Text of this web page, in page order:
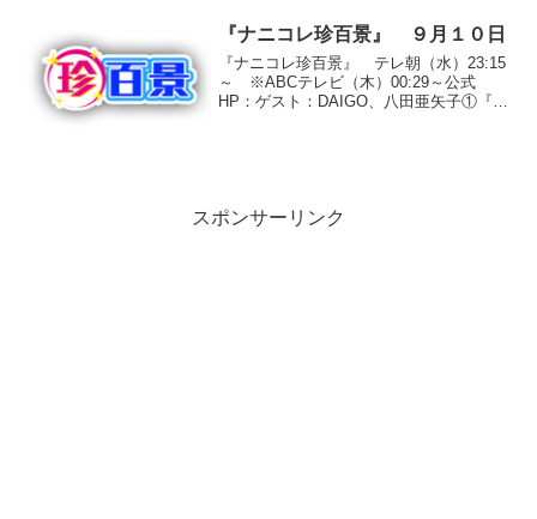
牛そっく...
『ナニコレ珍百景』 ９月１０日
『ナニコレ珍百景』 テレ朝（水）23:15
～ ※ABCテレビ（木）00:29～公式
HP：ゲスト：DAIGO、八田亜矢子①『危
スポンサーリンク